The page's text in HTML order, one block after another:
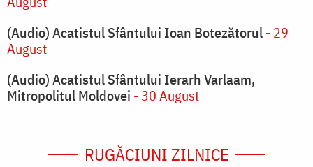
(Audio) Acatistul Sfântului Ioan Botezătorul- 29
August
(Audio) Acatistul Sfântului Ierarh Varlaam,
Mitropolitul Moldovei - 30 August
RUGĂCIUNI ZILNICE